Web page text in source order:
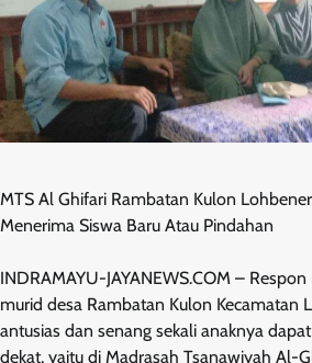
MTS Al Ghifari Rambatan Kulon
Menerima Siswa Baru Atau Pindahan
INDRAMAYU-JAYANEWS.COM –
murid desa Rambatan Kulon Kecamatan
antusias dan senang sekali anaknya
dekat, yaitu di Madrasah Tsanawiyah Al-